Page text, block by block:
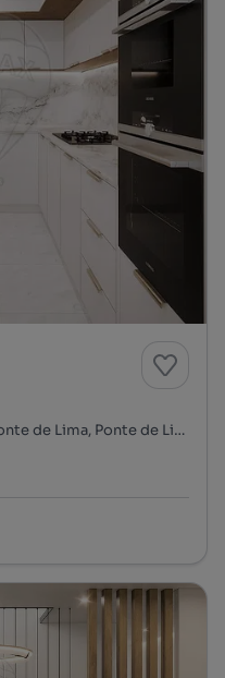
Rua do Cruzeiro - Arca, Arca e Ponte de Lima, Ponte de Lima, Viana do Castelo